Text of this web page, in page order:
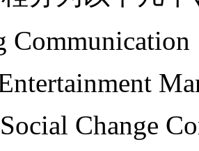
Communication
Change